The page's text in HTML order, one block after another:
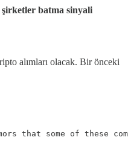
batma sinyali
alımları olacak. Bir önceki
that some of